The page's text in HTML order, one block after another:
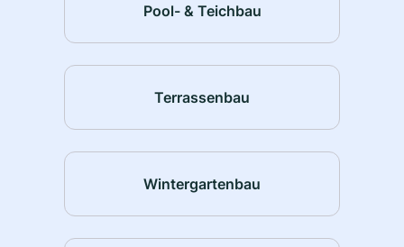
Pool- & Teichbau
Terrassenbau
Wintergartenbau